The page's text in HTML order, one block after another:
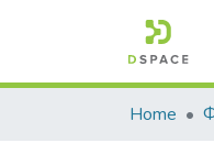
Home